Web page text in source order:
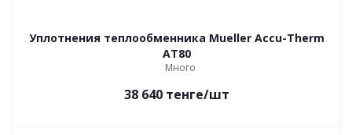
Уплотнения теплообменника Mueller Accu-Therm
AT80
Много
38 640 тенге/шт